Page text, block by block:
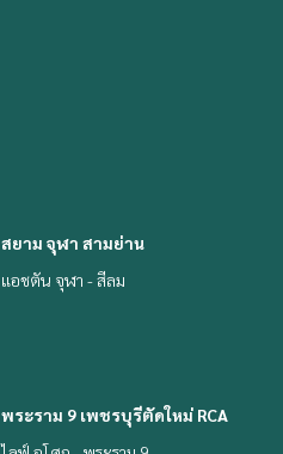
สยาม จุฬา สามย่าน
แอชตัน จุฬา - สีลม
พระราม 9 เพชรบุรีตัดใหม่ RCA